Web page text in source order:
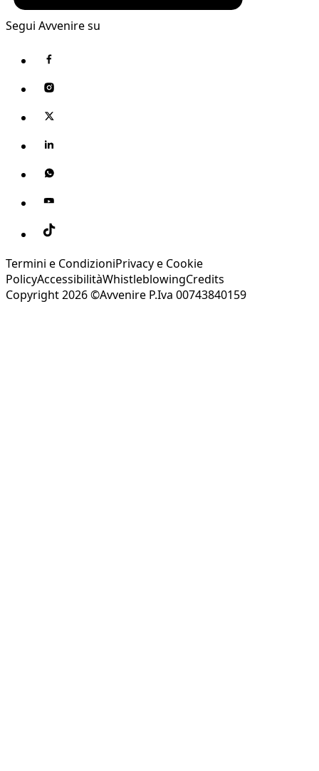
Segui Avvenire su
Termini e CondizioniPrivacy e Cookie
PolicyAccessibilitàWhistleblowingCredits
Copyright 2026 ©Avvenire P.Iva 00743840159